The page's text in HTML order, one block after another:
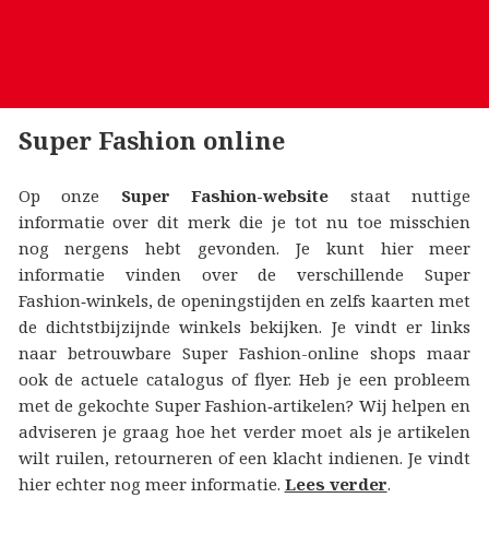
Super Fashion online
Op onze Super Fashion-website staat nuttige
informatie over dit merk die je tot nu toe misschien
nog nergens hebt gevonden. Je kunt hier meer
informatie vinden over de verschillende Super
Fashion‑winkels, de openingstijden en zelfs kaarten met
de dichtstbijzijnde winkels bekijken. Je vindt er links
naar betrouwbare Super Fashion-online shops maar
ook de actuele catalogus of flyer. Heb je een probleem
met de gekochte Super Fashion‑artikelen? Wij helpen en
adviseren je graag hoe het verder moet als je artikelen
wilt ruilen, retourneren of een klacht indienen. Je vindt
hier echter nog meer informatie. Lees verder.